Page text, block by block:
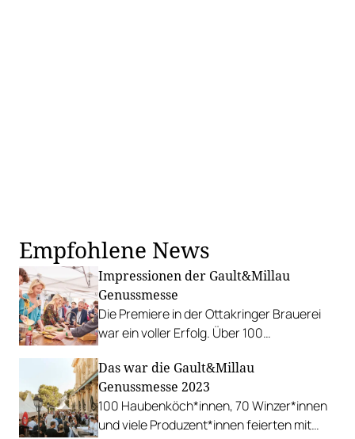
Empfohlene News
Impressionen der Gault&Millau
Genussmesse
Die Premiere in der Ottakringer Brauerei
war ein voller Erfolg. Über 100
Lieblingsgerichte zu.
Das war die Gault&Millau
Genussmesse 2023
100 Haubenköch*innen, 70 Winzer*innen
und viele Produzent*innen feierten mit